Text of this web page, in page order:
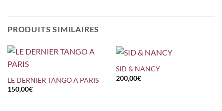
PRODUITS SIMILAIRES
LE DERNIER TANGO A PARIS
150,00€
SID & NANCY
200,00€